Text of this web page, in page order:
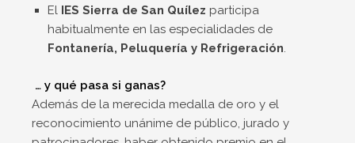
El IES Sierra de San Quílez participa
habitualmente en las especialidades de
Fontanería, Peluquería y Refrigeración.
… y qué pasa si ganas?
Además de la merecida medalla de oro y el
reconocimiento unánime de público, jurado y